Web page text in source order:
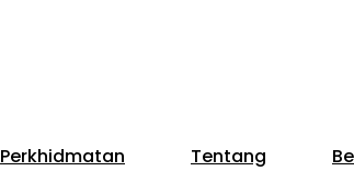
Perkhidmatan Tentang